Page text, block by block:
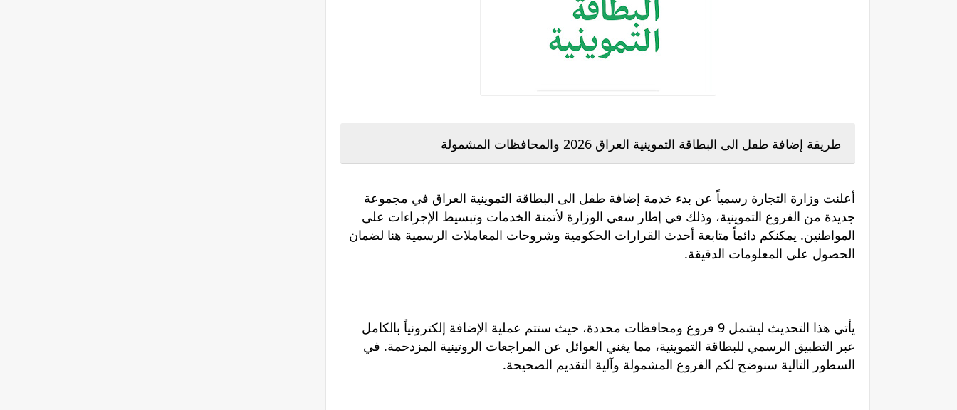
طريقة إضافة طفل الى البطاقة التموينية العراق 2026 والمحافظات المشمولة
أعلنت وزارة التجارة رسمياً عن بدء خدمة إضافة طفل الى البطاقة التموينية العراق في مجموعة
جديدة من الفروع التموينية، وذلك في إطار سعي الوزارة لأتمتة الخدمات وتبسيط الإجراءات على
المواطنين. يمكنكم دائماً متابعة أحدث القرارات الحكومية وشروحات المعاملات الرسمية هنا لضمان
الحصول على المعلومات الدقيقة.
يأتي هذا التحديث ليشمل 9 فروع ومحافظات محددة، حيث ستتم عملية الإضافة إلكترونياً بالكامل
عبر التطبيق الرسمي للبطاقة التموينية، مما يغني العوائل عن المراجعات الروتينية المزدحمة. في
السطور التالية سنوضح لكم الفروع المشمولة وآلية التقديم الصحيحة.